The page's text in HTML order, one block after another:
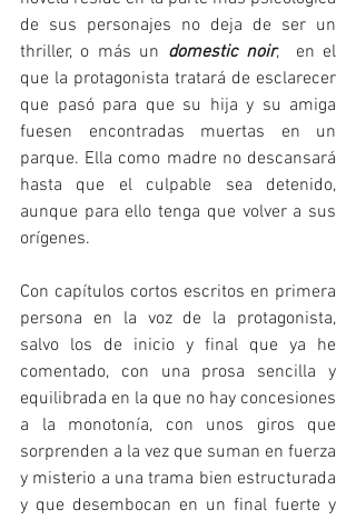
de sus personajes no deja de ser un
thriller, o más un domestic noir,  en el
que la protagonista tratará de esclarecer
que pasó para que su hija y su amiga
fuesen encontradas muertas en un
parque. Ella como madre no descansará
hasta que el culpable sea detenido,
aunque para ello tenga que volver a sus
orígenes.
Con capítulos cortos escritos en primera
persona en la voz de la protagonista,
salvo los de inicio y final que ya he
comentado, con una prosa sencilla y
equilibrada en la que no hay concesiones
a la monotonía, con unos giros que
sorprenden a la vez que suman en fuerza
y misterio a una trama bien estructurada
y que desembocan en un final fuerte y